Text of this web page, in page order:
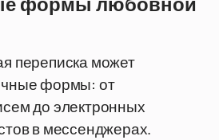
формы любовной
переписка может
формы: от
до электронных
в мессенджерах.